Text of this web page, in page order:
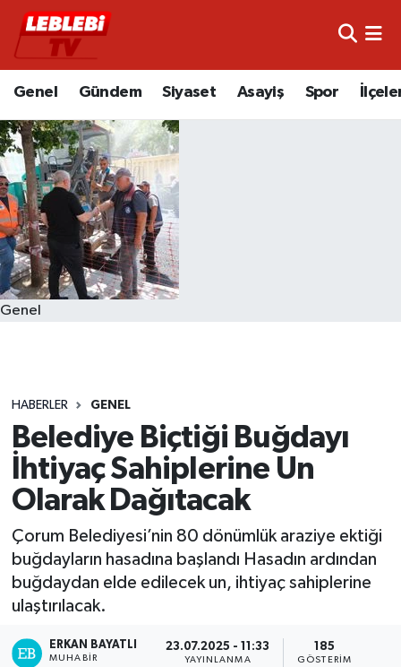
Genel Gündem Siyaset Asayiş Spor
Genel
HABERLER GENEL
Belediye Biçtiği Buğdayı
İhtiyaç Sahiplerine Un
Olarak Dağıtacak
Çorum Belediyesi’nin 80 dönümlük araziye ektiği
buğdayların hasadına başlandı Hasadın ardından
buğdaydan elde edilecek un, ihtiyaç sahiplerine
ulaştırılacak.
ERKAN BAYATLI
MUHABIR
23.07.2025 - 11:33
YAYINLANMA
185
GÖSTERIM
Hava Durumu
Trafik Durumu
Süper Lig Puan Durumu ve Fikstür
Tüm Manşetler
Son Dakika Haberleri